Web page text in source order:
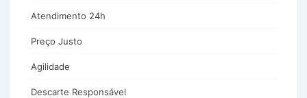
Atendimento 24h
Preço Justo
Agilidade
Descarte Responsável